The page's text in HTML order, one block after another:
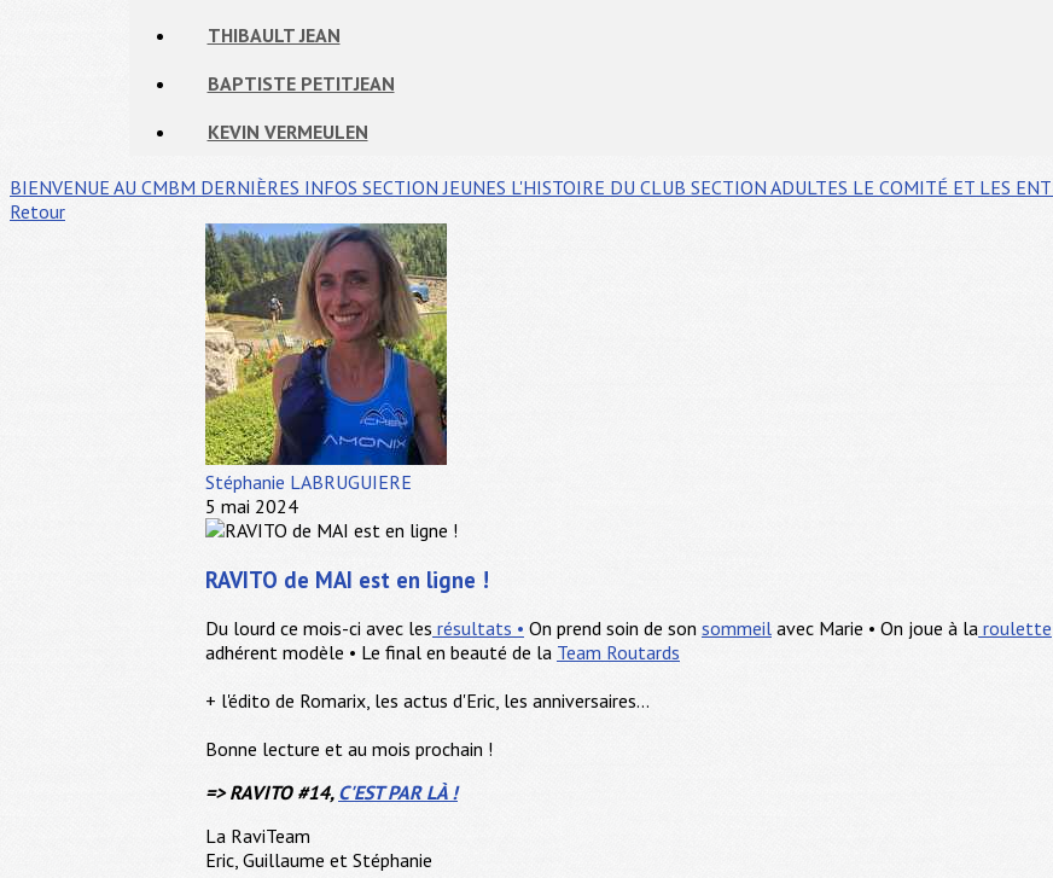
THIBAULT JEAN
BAPTISTE PETITJEAN
KEVIN VERMEULEN
BIENVENUE AU CMBM DERNIÈRES INFOS SECTION JEUNES L'HISTOIRE DU CLUB SECTION ADULTES LE COMITÉ ET LES
Retour
Stéphanie LABRUGUIERE
5 mai 2024
RAVITO de MAI est en ligne !
Du lourd ce mois-ci avec les résultats • On prend soin de son sommeil avec Marie • On joue à la roulette
adhérent modèle • Le final en beauté de la Team Routards
+ l'édito de Romarix, les actus d'Eric, les anniversaires...
Bonne lecture et au mois prochain !
=> RAVITO #14, C'EST PAR LÀ !
La RaviTeam
Eric, Guillaume et Stéphanie